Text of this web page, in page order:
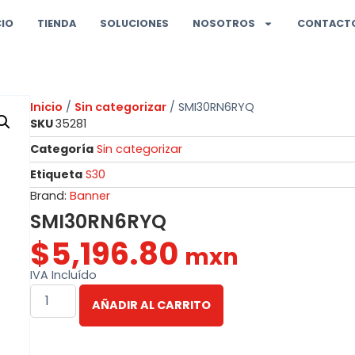
TIENDA SOLUCIONES NOSOTROS
Inicio / Sin categorizar / SMI30RN6RYQ
SKU35281
Categoría Sin categorizar
Etiqueta S30
Brand: Banner
SMI30RN6RYQ
$5,196.80 mxn
IVA Incluído
AÑADIR AL CARRITO